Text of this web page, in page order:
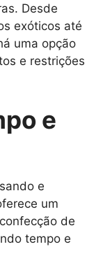
Desde
exóticos até
uma opção
e restrições
e
e
um
de
tempo e